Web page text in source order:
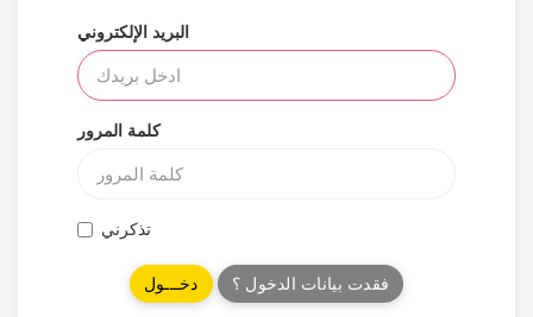
البريد الإلكتروني
كلمة المرور
تذكرني
فقدت بيانات الدخول ؟